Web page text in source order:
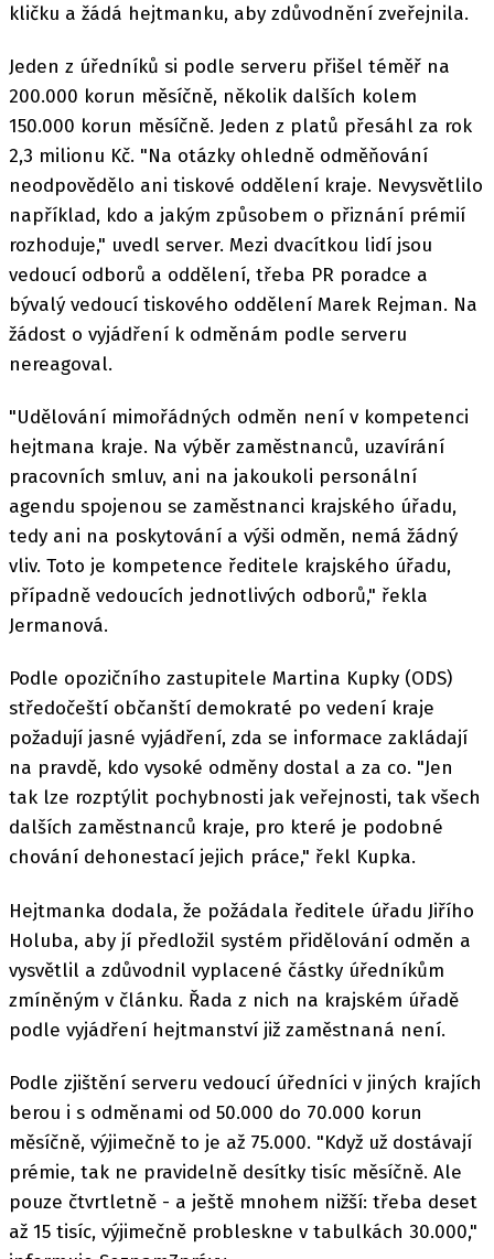
kličku a žádá hejtmanku, aby zdůvodnění zveřejnila.
Jeden z úředníků si podle serveru přišel téměř na
200.000 korun měsíčně, několik dalších kolem
150.000 korun měsíčně. Jeden z platů přesáhl za rok
2,3 milionu Kč. "Na otázky ohledně odměňování
neodpovědělo ani tiskové oddělení kraje. Nevysvětlilo
například, kdo a jakým způsobem o přiznání prémií
rozhoduje," uvedl server. Mezi dvacítkou lidí jsou
vedoucí odborů a oddělení, třeba PR poradce a
bývalý vedoucí tiskového oddělení Marek Rejman. Na
žádost o vyjádření k odměnám podle serveru
nereagoval.
"Udělování mimořádných odměn není v kompetenci
hejtmana kraje. Na výběr zaměstnanců, uzavírání
pracovních smluv, ani na jakoukoli personální
agendu spojenou se zaměstnanci krajského úřadu,
tedy ani na poskytování a výši odměn, nemá žádný
vliv. Toto je kompetence ředitele krajského úřadu,
případně vedoucích jednotlivých odborů," řekla
Jermanová.
Podle opozičního zastupitele Martina Kupky (ODS)
středočeští občanští demokraté po vedení kraje
požadují jasné vyjádření, zda se informace zakládají
na pravdě, kdo vysoké odměny dostal a za co. "Jen
tak lze rozptýlit pochybnosti jak veřejnosti, tak všech
dalších zaměstnanců kraje, pro které je podobné
chování dehonestací jejich práce," řekl Kupka.
Hejtmanka dodala, že požádala ředitele úřadu Jiřího
Holuba, aby jí předložil systém přidělování odměn a
vysvětlil a zdůvodnil vyplacené částky úředníkům
zmíněným v článku. Řada z nich na krajském úřadě
podle vyjádření hejtmanství již zaměstnaná není.
Podle zjištění serveru vedoucí úředníci v jiných krajích
berou i s odměnami od 50.000 do 70.000 korun
měsíčně, výjimečně to je až 75.000. "Když už dostávají
prémie, tak ne pravidelně desítky tisíc měsíčně. Ale
pouze čtvrtletně - a ještě mnohem nižší: třeba deset
až 15 tisíc, výjimečně probleskne v tabulkách 30.000,"